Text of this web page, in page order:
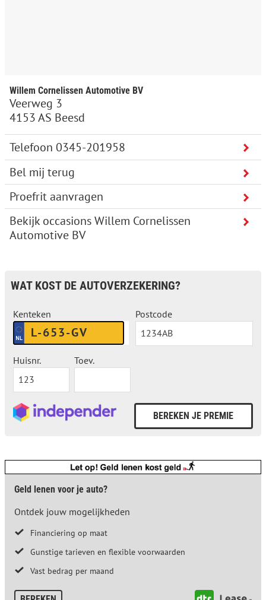
Willem Cornelissen Automotive BV
Veerweg 3
4153 AS Beesd
Bel mij terug
Proefrit aanvragen
Bekijk occasions Willem Cornelissen
Automotive BV
WAT KOST DE AUTOVERZEKERING?
Kenteken Postcode
Huisnr. Toev.
Geld lenen voor je auto?
Ontdek jouw mogelijkheden
Financiering op maat
Gunstige tarieven en flexible voorwaarden
Vast bedrag per maand